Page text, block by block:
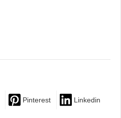
Pinterest Linkedin